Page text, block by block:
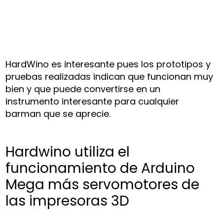
HardWino es interesante pues los prototipos y
pruebas realizadas indican que funcionan muy
bien y que puede convertirse en un
instrumento interesante para cualquier
barman que se aprecie.
Hardwino utiliza el
funcionamiento de Arduino
Mega más servomotores de
las impresoras 3D